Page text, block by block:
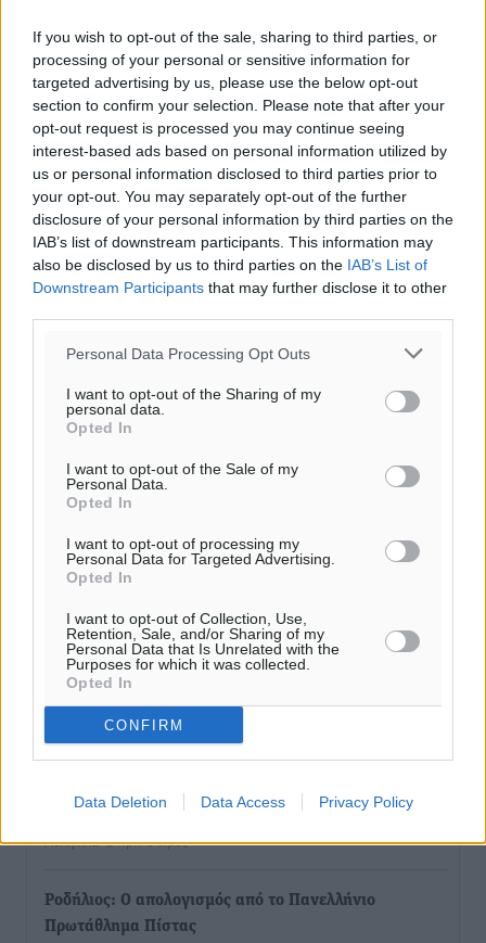
If you wish to opt-out of the sale, sharing to third parties, or
processing of your personal or sensitive information for
targeted advertising by us, please use the below opt-out
section to confirm your selection. Please note that after your
opt-out request is processed you may continue seeing
interest-based ads based on personal information utilized by
us or personal information disclosed to third parties prior to
your opt-out. You may separately opt-out of the further
disclosure of your personal information by third parties on the
IAB’s list of downstream participants. This information may
also be disclosed by us to third parties on the IAB’s List of
Downstream Participants that may further disclose it to other
Personal Data Processing Opt Outs
I want to opt-out of the Sharing of my
personal data.
Opted In
I want to opt-out of the Sale of my
Personal Data.
Opted In
I want to opt-out of processing my
Personal Data for Targeted Advertising.
Opted In
I want to opt-out of Collection, Use,
Retention, Sale, and/or Sharing of my
Personal Data that Is Unrelated with the
Purposes for which it was collected.
Opted In
CONFIRM
Data Deletion Data Access Privacy Policy
Ροή ειδήσεων
Αθλητικά• πριν 22 λεπτά
ΣΚΟΕ: Σαββατοκύριακο με αγώνες από τον Σ.Σ. Ρόδου
Συνελήφθη 37χρονη στη Ρόδο γιατί είχε αφήσει τα
Τοπικές Ειδήσεις• πριν 1 ώρα
Σταυρός Καλυθιών: Απέκτησε την Φωτεινή Πιζάνια
Αθλητικά• πριν 2 ώρες
Το Yucatan Show έρχεται στη Ρόδο με τον Frankie
Πολιτιστικά• πριν 2 ώρες
Σι Τζέι Χάρις: «Να πανηγυρίσουμε πολλές νίκες μαζί»
Αθλητικά• πριν 3 ώρες
Ροδήλιος: Ο απολογισμός από το Πανελλήνιο
Πρωτάθλημα Πίστας